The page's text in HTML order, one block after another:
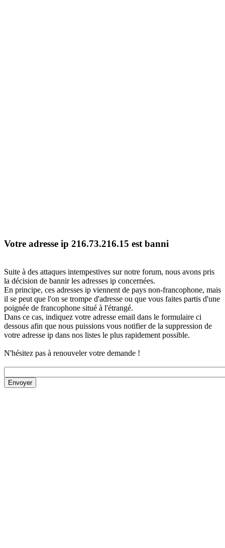
Votre adresse ip 216.73.216.15 est banni
Suite à des attaques intempestives sur notre forum, nous avons pris
la décision de bannir les adresses ip concernées.
En principe, ces adresses ip viennent de pays non-francophone, mais
il se peut que l'on se trompe d'adresse ou que vous faites partis d'une
poignée de francophone situé à l'étrangé.
Dans ce cas, indiquez votre adresse email dans le formulaire ci
dessous afin que nous puissions vous notifier de la suppression de
votre adresse ip dans nos listes le plus rapidement possible.
N'hésitez pas à renouveler votre demande !